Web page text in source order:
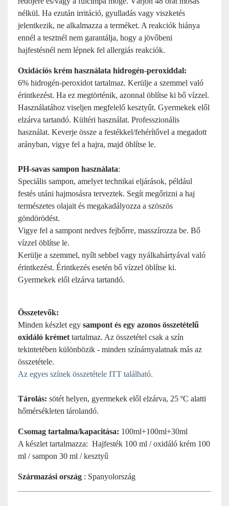
nélkül. Ha ezután irritáció, gyulladás vagy viszketés
jelentkezik, ne alkalmazza a terméket. A reakciók hiánya
ennél a tesztnél nem garantálja, hogy a jövőbeni
hajfestésnél nem lépnek fel allergiás reakciók.
Oxidációs krém használata hidrogén-peroxiddal:
6% hidrogén-peroxidot tartalmaz. Kerülje a szemmel való
érintkezést. Ha ez megtörténik, azonnal öblítse ki bő vízzel.
Használatához viseljen megfelelő kesztyűt. Gyermekek elől
elzárva tartandó. Kültéri használat. Professzionális
használat. Keverje össze a festékkel/fehérítővel a megadott
arányban, vigye fel a hajra, majd öblítse le.
PH-savas sampon használata:
Speciális sampon, amelyet technikai eljárások, például
festés utáni hajmosásra terveztek. Segít megőrizni a haj
természetes olajait és megakadályozza a szöszös
göndörödést.
Vigye fel a sampont nedves fejbőrre, masszírozza be. Bő
vízzel öblítse le.
Kerülje a szemmel, nyílt sebbel vagy nyálkahártyával való
érintkezést. Érintkezés esetén bő vízzel öblítse ki.
Gyermekek elől elzárva tartandó.
Összetevők:
Minden készlet egy sampont és egy azonos összetételű
oxidáló krémet tartalmaz. Az összetétel csak a szín
tekintetében különbözik - minden színárnyalatnak más az
összetétele.
Az egyes színek összetétele ITT található.
Tárolás: sötét helyen, gyermekek elől elzárva, 25 ºC alatti
hőmérsékleten tárolandó.
Csomag tartalma/kapacitása: 100ml+100ml+30ml
A készlet tartalmazza: Hajfesték 100 ml / oxidáló krém 100
ml / sampon 30 ml / kesztyű
Származási ország : Spanyolország